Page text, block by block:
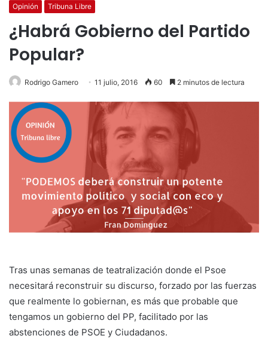
Opinión Tribuna Libre
¿Habrá Gobierno del Partido
Popular?
Rodrigo Gamero 11 julio, 2016 60 2 minutos de lectura
Tras unas semanas de teatralización donde el Psoe
necesitará reconstruir su discurso, forzado por las fuerzas
que realmente lo gobiernan, es más que probable que
tengamos un gobierno del PP, facilitado por las
abstenciones de PSOE y Ciudadanos.